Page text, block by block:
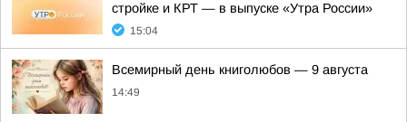
стройке и КРТ — в выпуске «Утра России»
15:04
Всемирный день книголюбов — 9 августа
14:49